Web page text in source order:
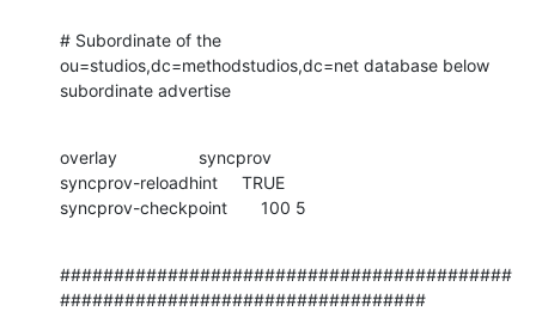
# Subordinate of the
ou=studios,dc=methodstudios,dc=net database below
subordinate advertise
overlay                 syncprov
syncprov-reloadhint     TRUE
syncprov-checkpoint       100 5
##########################################
##################################